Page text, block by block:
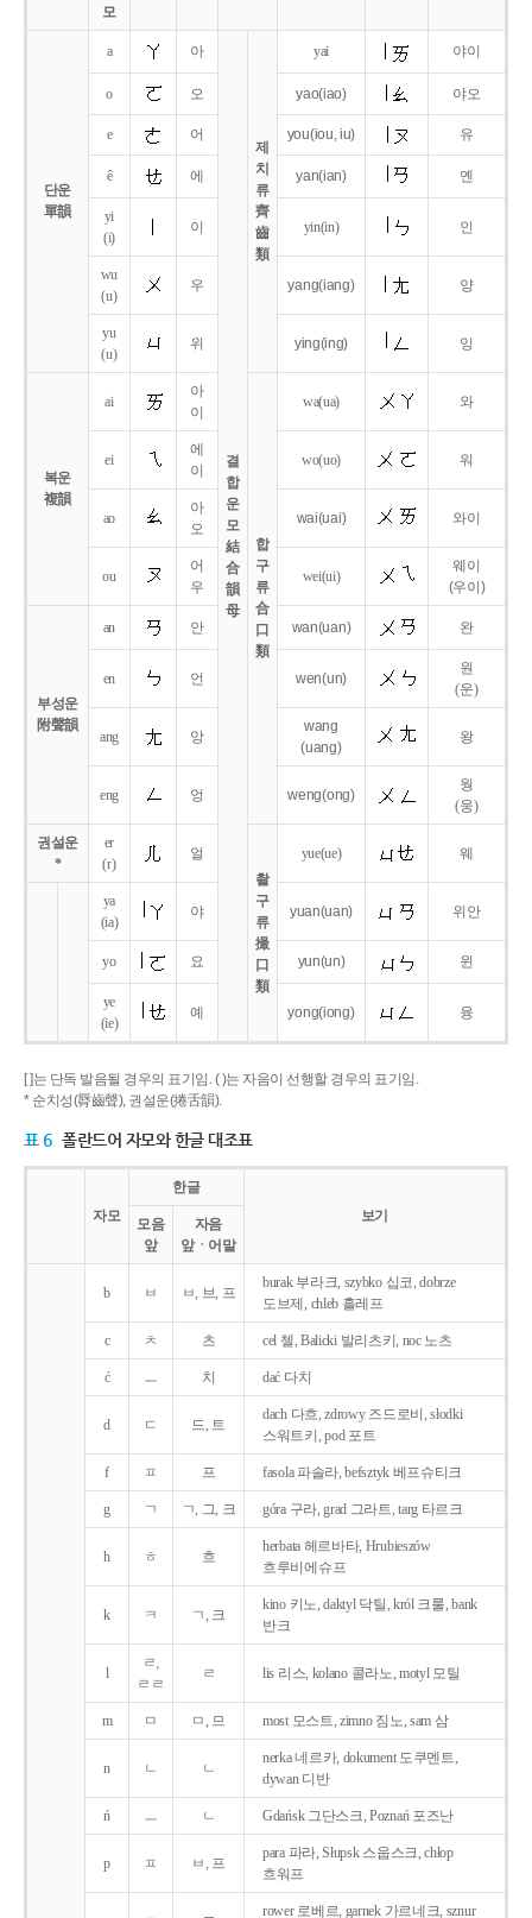
모
단운
單韻
a 아
결
합
운
모
結
合
韻
母
제
치
류
齊
齒
類
yai 야이
o 오 yao(iao) 야오
e 어 you(iou,iu) 유
ê 에 yan(ian) 옌
yi
(i)
이 yin(in) 인
wu
(u)
우 yang(iang) 양
yu
(u)
위 ying(ing) 잉
복운
複韻
ai
아
이
합
구
류
合
口
類
wa(ua) 와
ei
에
이
wo(uo) 워
ao
아
오
wai(uai) 와이
ou
어
우
wei(ui)
웨이
(우이)
부성운
附聲韻
an 안 wan(uan) 완
en 언 wen(un)
원
(운)
ang 앙
wang
(uang)
왕
eng 엉 weng(ong)
웡
(웅)
권설운
*
er
(r)
얼
촬
구
류
撮
口
類
yue(ue) 웨
ya
(ia)
야 yuan(uan) 위안
yo 요 yun(un) 윈
ye
(ie)
예 yong(iong) 융
[ ]는 단독 발음될 경우의 표기임. ( )는 자음이 선행할 경우의 표기임.
* 순치성(脣齒聲), 권설운(捲舌韻).
표 6 폴란드어 자모와 한글 대조표
자모
한글
보기
모음
앞
자음
앞ㆍ어말
b ㅂ ㅂ, 브, 프
burak 부라크, szybko 십코, dobrze
도브제, chleb 흘레프
c ㅊ 츠 cel 첼, Balicki 발리츠키, noc 노츠
ć ㅡ 치 dać 다치
d ㄷ 드, 트
dach 다흐, zdrowy 즈드로비, słodki
스워트키, pod 포트
f ㅍ 프 fasola 파솔라, befsztyk 베프슈티크
g ㄱ ㄱ, 그, 크 góra 구라, grad 그라트, targ 타르크
h ㅎ 흐
herbata 헤르바타, Hrubieszów
흐루비에슈프
k ㅋ ㄱ, 크
kino 키노, daktyl 닥틸, król 크룰, bank
반크
l
ㄹ,
ㄹㄹ
ㄹ lis 리스, kolano 콜라노, motyl 모틸
m ㅁ ㅁ, 므 most 모스트, zimno 짐노, sam 삼
n ㄴ ㄴ
nerka 네르카, dokument 도쿠멘트,
dywan 디반
ń ㅡ ㄴ Gdańsk 그단스크, Poznań 포즈난
p ㅍ ㅂ, 프
para 파라, Słupsk 스웁스크, chłop
흐워프
rower 로베르, garnek 가르네크, sznur